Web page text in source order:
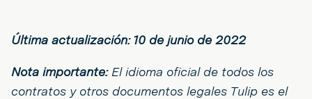
Última actualización: 10 de junio de 2022
Nota importante: El idioma oficial de todos los
contratos y otros documentos legales Tulip es el